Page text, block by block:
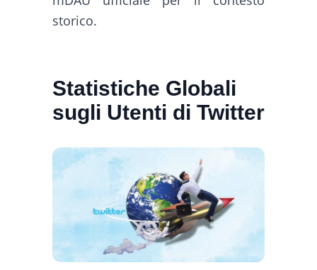
storico.
Statistiche Globali
sugli Utenti di Twitter